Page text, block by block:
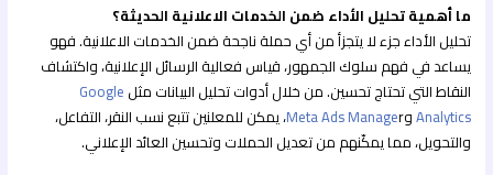
ما أهمية تحليل الأداء ضمن الخدمات الاعلانية الحديثة؟
تحليل الأداء جزء لا يتجزأ من أي حملة ناجحة ضمن الخدمات الاعلانية. فهو
يساعد في فهم سلوك الجمهور، قياس فعالية الرسائل الإعلانية، واكتشاف
النقاط التي تحتاج تحسين. من خلال أدوات تحليل البيانات مثل Google
Analyticsو Meta Ads Manager، يمكن للمعلنين تتبع نسب النقر، التفاعل،
والتحويل، مما يمكّنهم من تعديل الحملات وتحسين العائد الإعلاني.